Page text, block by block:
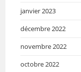
janvier 2023
décembre 2022
novembre 2022
octobre 2022